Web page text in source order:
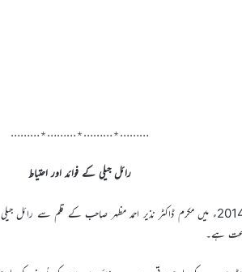
………٭………٭………٭………
رائل جیلی کے فوائد اور احتیاط
روزنامہ’’الفضل‘‘ربوہ 22؍دسمبر 2014ء میں مکرم ڈاکٹر نذیر احمد مظہر
ہے۔